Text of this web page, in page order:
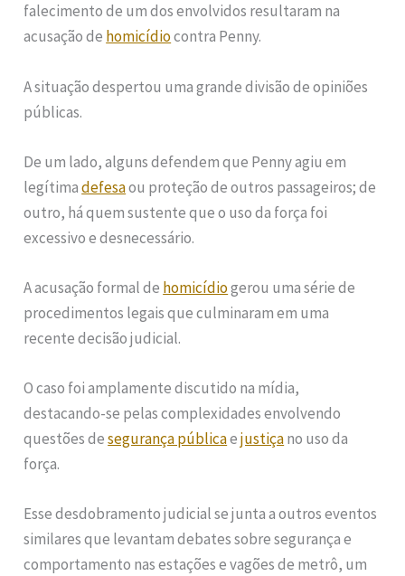
falecimento de um dos envolvidos resultaram na
acusação de homicídiocontra Penny.
A situação despertou uma grande divisão de opiniões
públicas.
De um lado, alguns defendem que Penny agiu em
legítimadefesaou proteção de outros passageiros; de
outro, há quem sustente que o uso da força foi
excessivo e desnecessário.
A acusação formal de homicídiogerou uma série de
procedimentos legais que culminaram em uma
recente decisão judicial.
O caso foi amplamente discutido na mídia,
destacando-se pelas complexidades envolvendo
questões desegurança públicaejustiçano uso da
força.
Esse desdobramento judicial se junta a outros eventos
similares que levantam debates sobre segurança e
comportamento nas estações e vagões de metrô, um